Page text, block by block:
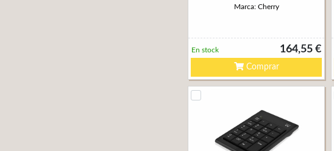
Marca: Cherry
164,55 €
En stock
Comprar